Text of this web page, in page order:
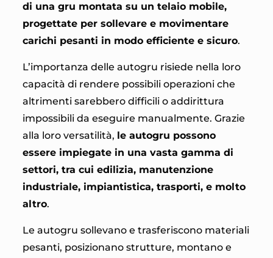
di una gru montata su un telaio mobile,
progettate per sollevare e movimentare
carichi pesanti in modo efficiente e sicuro.
L’importanza delle autogru risiede nella loro
capacità di rendere possibili operazioni che
altrimenti sarebbero difficili o addirittura
impossibili da eseguire manualmente. Grazie
alla loro versatilità, le autogru possono
essere impiegate in una vasta gamma di
settori, tra cui edilizia, manutenzione
industriale, impiantistica, trasporti, e molto
altro.
Le autogru sollevano e trasferiscono materiali
pesanti, posizionano strutture, montano e